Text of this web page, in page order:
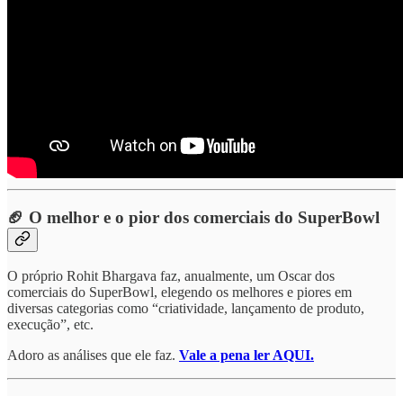
🏈 O melhor e o pior dos comerciais do SuperBowl
O próprio Rohit Bhargava faz, anualmente, um Oscar dos
comerciais do SuperBowl, elegendo os melhores e piores em
diversas categorias como “criatividade, lançamento de produto,
execução”, etc.
Adoro as análises que ele faz. Vale a pena ler AQUI.